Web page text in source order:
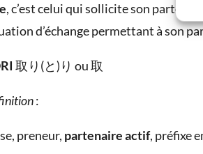
, c’est celui qui sollicite son
d’échange permettant à son
取り(と)り ou 取
:
preneur, partenaire actif, préfixe